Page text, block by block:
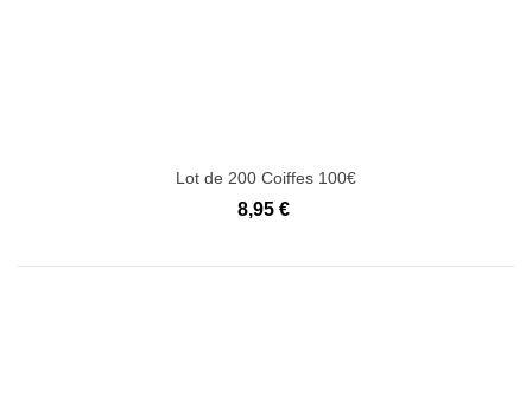
Lot de 200 Coiffes 100€
8,95 €